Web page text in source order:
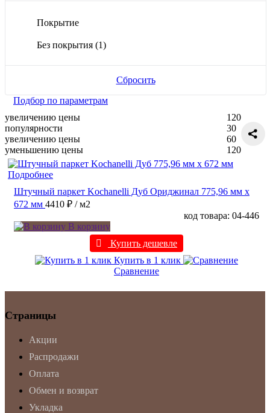
Покрытие
Без покрытия (1)
Сбросить
Подбор по параметрам
увеличению цены
популярности
увеличению цены
уменьшению цены
120
30
60
120
Подробнее
Штучный паркет Kochanelli Дуб Ориджинал 775,96 мм х
672 мм 4410 ₽ / м2
код товара: 04-446
В корзину
Купить дешевле
Купить в 1 клик
Сравнение
Страницы
Акции
Распродажи
Оплата
Обмен и возврат
Укладка